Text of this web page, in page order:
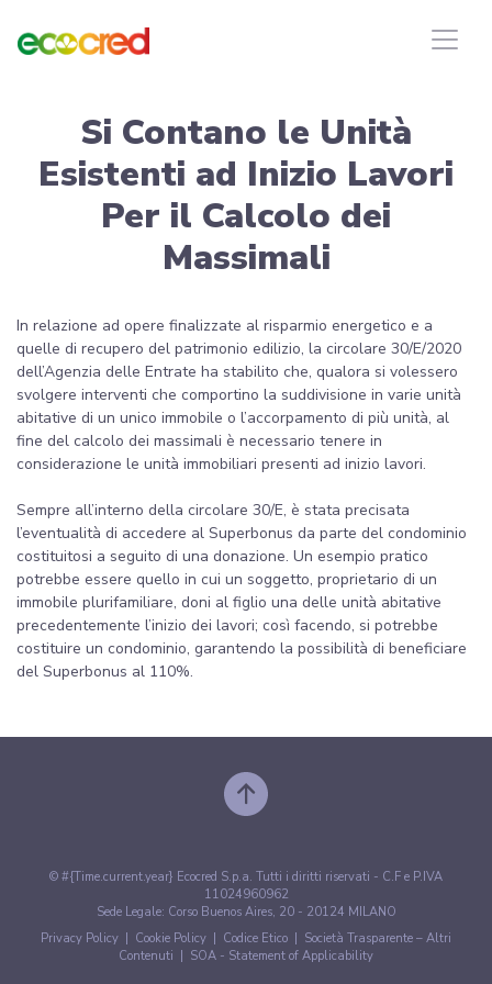
Si Contano le Unità
Esistenti ad Inizio Lavori
Per il Calcolo dei
Massimali
In relazione ad opere finalizzate al risparmio energetico e a
quelle di recupero del patrimonio edilizio, la circolare 30/E/2020
dell’Agenzia delle Entrate ha stabilito che, qualora si volessero
svolgere interventi che comportino la suddivisione in varie unità
abitative di un unico immobile o l’accorpamento di più unità, al
fine del calcolo dei massimali è necessario tenere in
considerazione le unità immobiliari presenti ad inizio lavori.
Sempre all’interno della circolare 30/E, è stata precisata
l’eventualità di accedere al Superbonus da parte del condominio
costituitosi a seguito di una donazione. Un esempio pratico
potrebbe essere quello in cui un soggetto, proprietario di un
immobile plurifamiliare, doni al figlio una delle unità abitative
precedentemente l’inizio dei lavori; così facendo, si potrebbe
costituire un condominio, garantendo la possibilità di beneficiare
del Superbonus al 110%.
© #{Time.current.year} Ecocred S.p.a. Tutti i diritti riservati - C.F e P.IVA
11024960962
Sede Legale: Corso Buenos Aires, 20 - 20124 MILANO
Privacy Policy
Cookie Policy Codice Etico
Società Trasparente – Altri
Contenuti
SOA - Statement of Applicability